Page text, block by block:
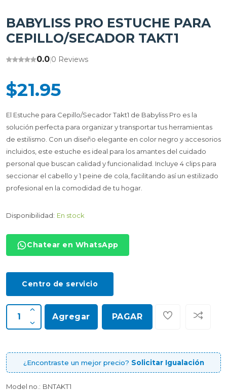
BABYLISS PRO ESTUCHE PARA
CEPILLO/SECADOR TAKT1
0.0|0 Reviews
$21.95
El Estuche para Cepillo/Secador Takt1 de Babyliss Pro es la
solución perfecta para organizar y transportar tus herramientas
de estilismo. Con un diseño elegante en color negro y accesorios
incluidos, este estuche es ideal para los amantes del cuidado
personal que buscan calidad y funcionalidad. Incluye 4 clips para
seccionar el cabello y 1 peine de cola, facilitando así un estilizado
profesional en la comodidad de tu hogar.
Disponibilidad: En stock
Chatear en WhatsApp
Centro de servicio
Agregar PAGAR
¿Encontraste un mejor precio? Solicitar Igualación
Model no.: BNTAKT1